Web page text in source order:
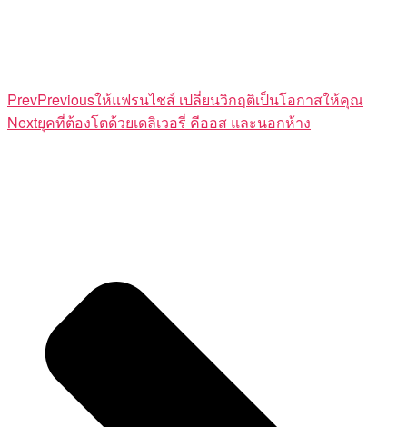
PrevPreviousให้แฟรนไชส์ เปลี่ยนวิกฤติเป็นโอกาสให้คุณ
Nextยุคที่ต้องโตด้วยเดลิเวอรี่ คีออส และนอกห้าง